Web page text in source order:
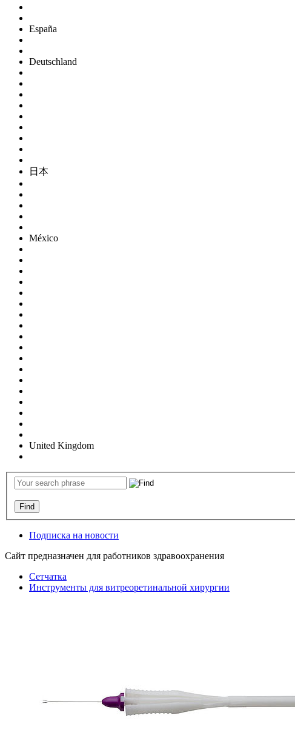
España
Deutschland
日本
México
United Kingdom
Подписка на новости
Сайт предназначен для работников здравоохранения
Сетчатка
Инструменты для витреоретинальной хирургии